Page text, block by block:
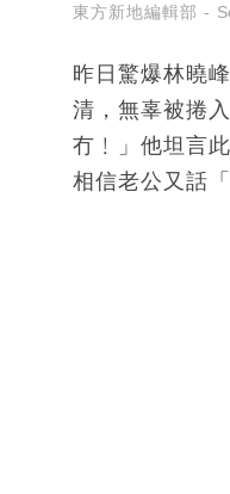
東方新地編輯部
昨日驚爆林曉
清，無辜被捲
冇﹗」他坦言
相信老公又話